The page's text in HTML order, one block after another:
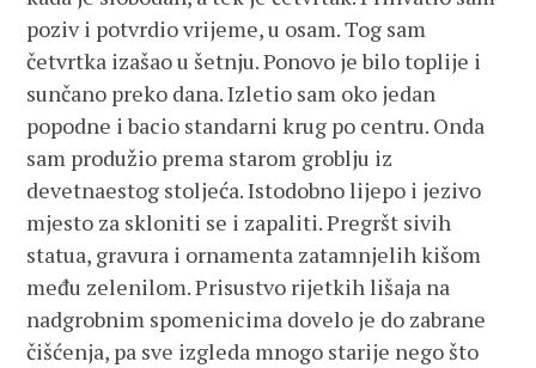
poziv i potvrdio vrijeme, u osam. Tog sam
četvrtka izašao u šetnju. Ponovo je bilo toplije i
sunčano preko dana. Izletio sam oko jedan
popodne i bacio standarni krug po centru. Onda
sam produžio prema starom groblju iz
devetnaestog stoljeća. Istodobno lijepo i jezivo
mjesto za skloniti se i zapaliti. Pregršt sivih
statua, gravura i ornamenta zatamnjelih kišom
među zelenilom. Prisustvo rijetkih lišaja na
nadgrobnim spomenicima dovelo je do zabrane
čišćenja, pa sve izgleda mnogo starije nego što